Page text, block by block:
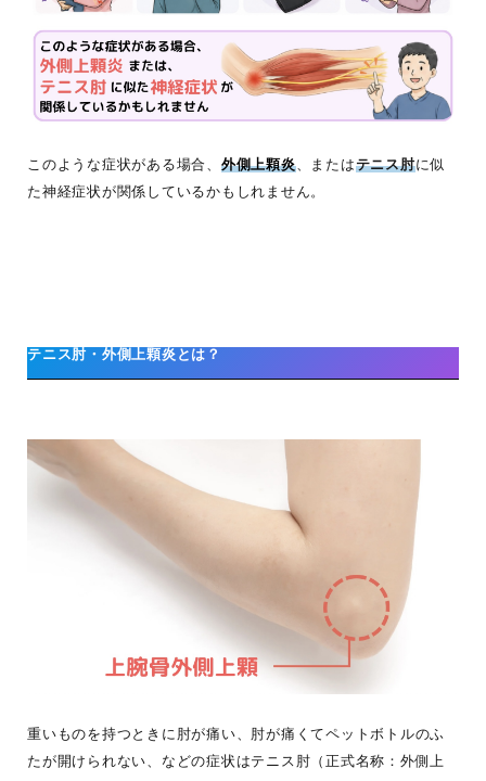
このような症状がある場合、 外側上顆炎、またはテニス肘に似
た神経症状が関係しているかもしれません。
テニス肘・外側上顆炎とは？
重いものを持つときに肘が痛い、肘が痛くてペットボトルのふ
たが開けられない、などの症状はテニス肘（正式名称：外側上